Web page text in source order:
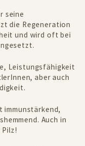
seine
die Regeneration
und wird oft bei
Leistungsfähigkeit
aber auch
Auch in